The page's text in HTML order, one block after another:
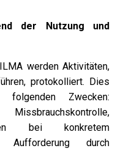
der Nutzung und
werden Aktivitäten,
protokolliert. Dies
Zwecken:
bei konkretem
Aufforderung durch